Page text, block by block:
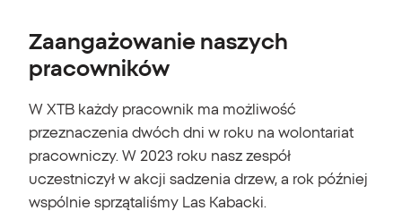
Zaangażowanie naszych
pracowników
W XTB każdy pracownik ma możliwość
przeznaczenia dwóch dni w roku na wolontariat
pracowniczy. W 2023 roku nasz zespół
uczestniczył w akcji sadzenia drzew, a rok później
wspólnie sprzątaliśmy Las Kabacki.